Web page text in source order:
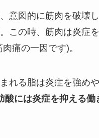
意図的に筋肉を破壊
この時、筋肉は炎症
痛の一因です)。
れる脂は炎症を強めや
酸には炎症を抑える働